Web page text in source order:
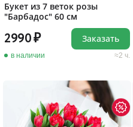
Букет из 7 веток розы
"Барбадос" 60 см
2990
в наличии 2 ч.
Заказать